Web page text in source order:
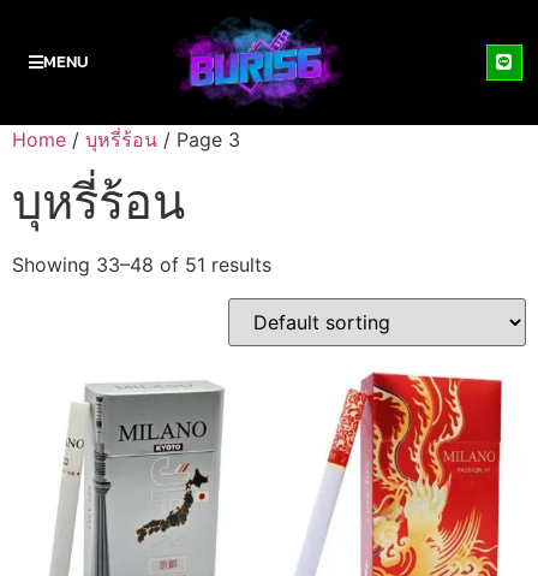
MENU
Home / บุหรี่ร้อน / Page 3
บุหรี่ร้อน
Showing 33–48 of 51 results